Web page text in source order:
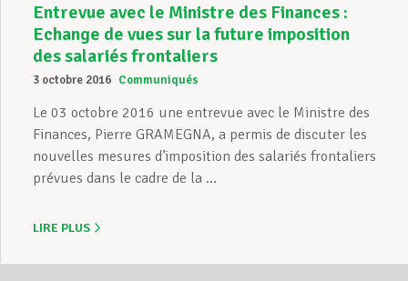
Entrevue avec le Ministre des Finances :
Echange de vues sur la future imposition
des salariés frontaliers
3 octobre 2016 Communiqués
Le 03 octobre 2016 une entrevue avec le Ministre des
Finances, Pierre GRAMEGNA, a permis de discuter les
nouvelles mesures d’imposition des salariés frontaliers
prévues dans le cadre de la ...
LIRE PLUS